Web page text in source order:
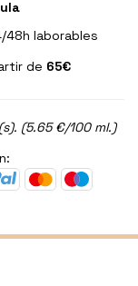
48h laborables
de 65€
(5.65 €/100 ml.)